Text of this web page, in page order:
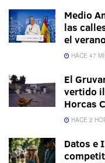
Medio
las
el verano
HACE 47
El
vertido
Horcas
HACE 2
Datos e